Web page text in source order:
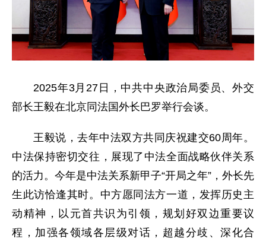
2025年3月27日，中共中央政治局委员、外交
部长王毅在北京同法国外长巴罗举行会谈。
王毅说，去年中法双方共同庆祝建交60周年。
中法保持密切交往，展现了中法全面战略伙伴关系
的活力。今年是中法关系新甲子“开局之年”，外长先
生此访恰逢其时。中方愿同法方一道，发挥历史主
动精神，以元首共识为引领，规划好双边重要议
程，加强各领域各层级对话，超越分歧、深化合